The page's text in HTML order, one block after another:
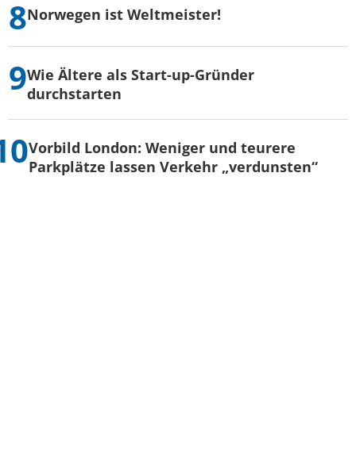
Norwegen ist Weltmeister!
Wie Ältere als Start-up-Gründer
durchstarten
Vorbild London: Weniger und teurere
Parkplätze lassen Verkehr „verdunsten“